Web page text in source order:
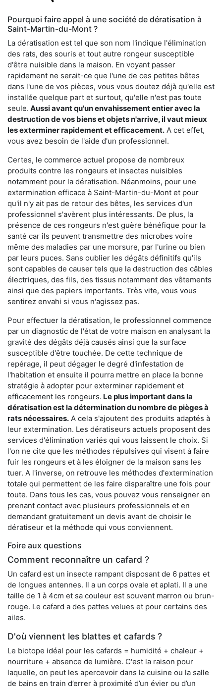
Pourquoi faire appel à une société de dératisation à
Saint-Martin-du-Mont ?
La dératisation est tel que son nom l'indique l'élimination
des rats, des souris et tout autre rongeur susceptible
d'être nuisible dans la maison. En voyant passer
rapidement ne serait-ce que l'une de ces petites bêtes
dans l'une de vos pièces, vous vous doutez déjà qu'elle est
installée quelque part et surtout, qu'elle n'est pas toute
seule. Aussi avant qu'un envahissement entier avec la
destruction de vos biens et objets n'arrive, il vaut mieux
les exterminer rapidement et efficacement. A cet effet,
vous avez besoin de l'aide d'un professionnel.
Certes, le commerce actuel propose de nombreux
produits contre les rongeurs et insectes nuisibles
notamment pour la dératisation. Néanmoins, pour une
extermination efficace à Saint-Martin-du-Mont et pour
qu'il n'y ait pas de retour des bêtes, les services d'un
professionnel s'avèrent plus intéressants. De plus, la
présence de ces rongeurs n'est guère bénéfique pour la
santé car ils peuvent transmettre des microbes voire
même des maladies par une morsure, par l'urine ou bien
par leurs puces. Sans oublier les dégâts définitifs qu'ils
sont capables de causer tels que la destruction des câbles
électriques, des fils, des tissus notamment des vêtements
ainsi que des papiers importants. Très vite, vous vous
sentirez envahi si vous n'agissez pas.
Pour effectuer la dératisation, le professionnel commence
par un diagnostic de l'état de votre maison en analysant la
gravité des dégâts déjà causés ainsi que la surface
susceptible d'être touchée. De cette technique de
repérage, il peut dégager le degré d'infestation de
l'habitation et ensuite il pourra mettre en place la bonne
stratégie à adopter pour exterminer rapidement et
efficacement les rongeurs. Le plus important dans la
dératisation est la détermination du nombre de pièges à
rats nécessaires. A cela s'ajoutent des produits adaptés à
leur extermination. Les dératiseurs actuels proposent des
services d'élimination variés qui vous laissent le choix. Si
l'on ne cite que les méthodes répulsives qui visent à faire
fuir les rongeurs et à les éloigner de la maison sans les
tuer. A l'inverse, on retrouve les méthodes d'extermination
totale qui permettent de les faire disparaître une fois pour
toute. Dans tous les cas, vous pouvez vous renseigner en
prenant contact avec plusieurs professionnels et en
demandant gratuitement un devis avant de choisir le
dératiseur et la méthode qui vous conviennent.
Foire aux questions
Comment reconnaître un cafard ?
Un cafard est un insecte rampant disposant de 6 pattes et
de longues antennes. Il a un corps ovale et aplati. Il a une
taille de 1 à 4cm et sa couleur est souvent marron ou brun-
rouge. Le cafard a des pattes velues et pour certains des
ailes.
D'où viennent les blattes et cafards ?
Le biotope idéal pour les cafards = humidité + chaleur +
nourriture + absence de lumière. C'est la raison pour
laquelle, on peut les apercevoir dans la cuisine ou la salle
de bains en train d’errer à proximité d’un évier ou d’un